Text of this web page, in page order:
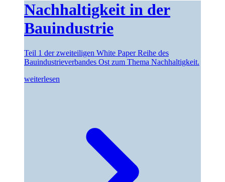
Nachhaltigkeit in der
Bauindustrie
Teil 1 der zweiteiligen White Paper Reihe des
Bauindustrieverbandes Ost zum Thema Nachhaltigkeit.
weiterlesen